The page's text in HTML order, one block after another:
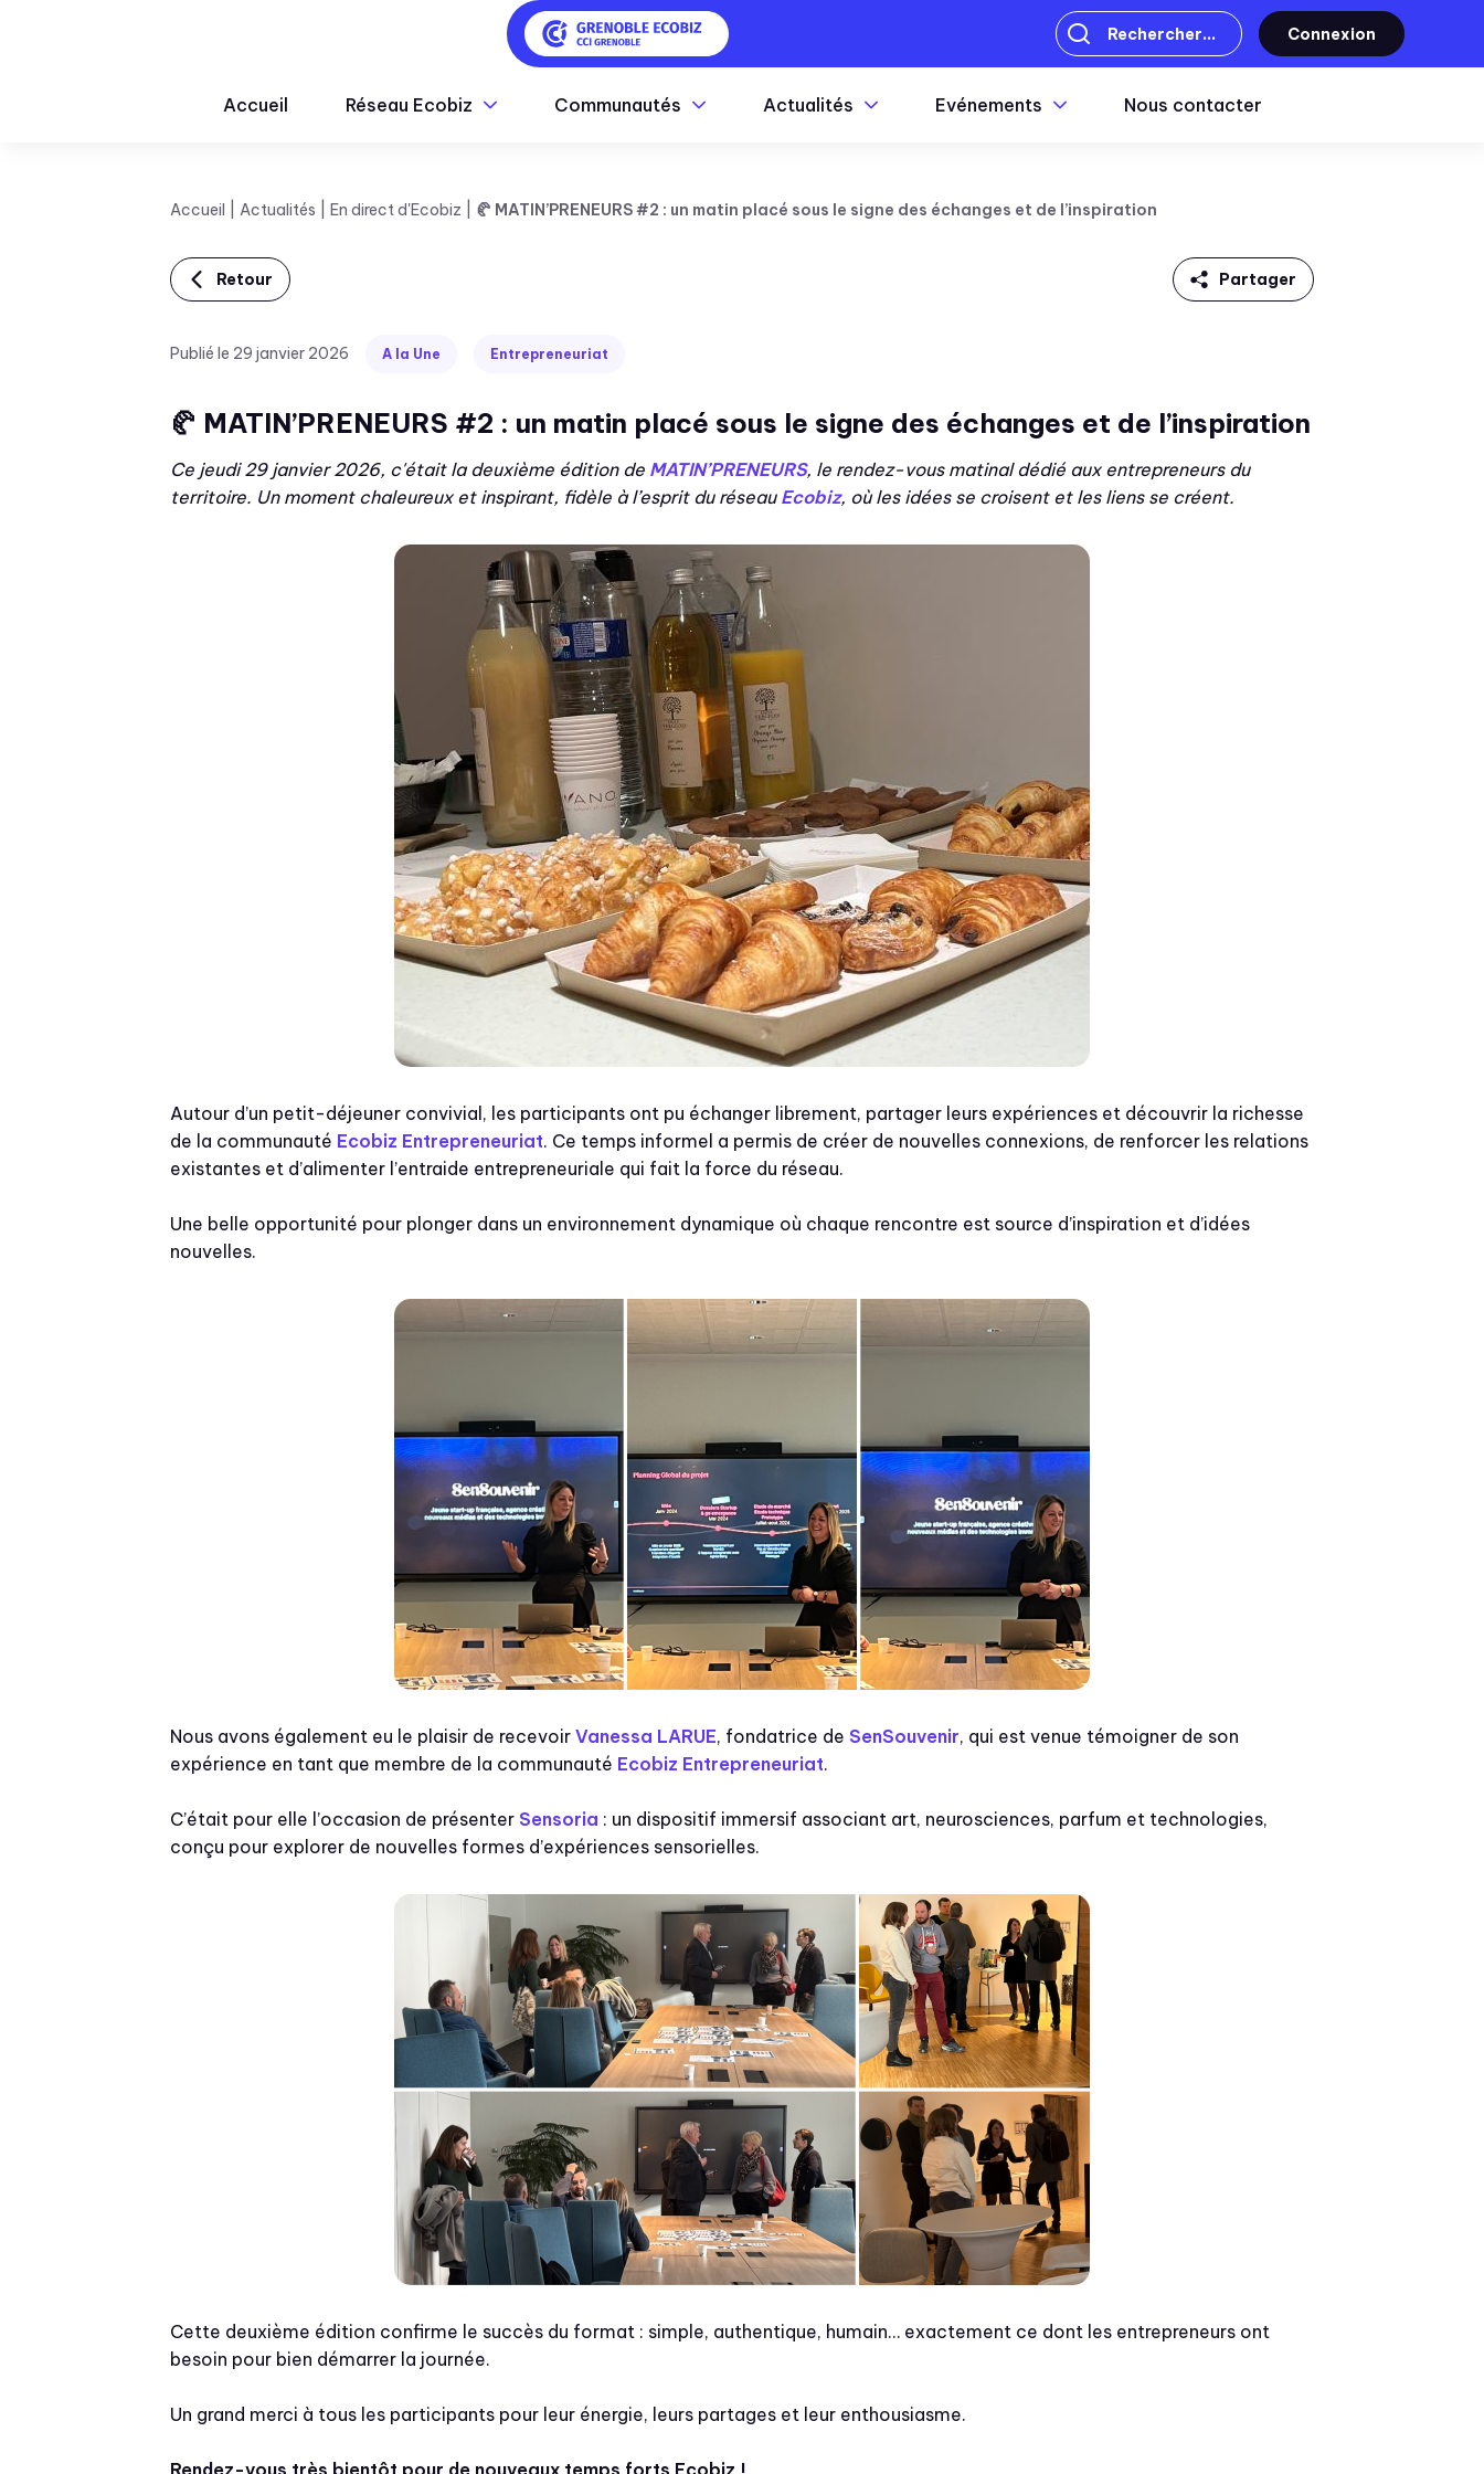
Connexion
Accueil Réseau Ecobiz Communautés Actualités Evénements Nous contacter
Accueil Actualités En direct d'Ecobiz 🥐 MATIN’PRENEURS #2 : un matin placé sous le signe des échanges et de l’inspiration
Retour Partager
Twitter
Publié le 29 janvier 2026 A la Une Entrepreneuriat
🥐 MATIN’PRENEURS #2 : un matin placé sous le signe des échanges et de l’inspiration
Ce jeudi 29 janvier 2026, c'était la deuxième édition de MATIN’PRENEURS, le rendez-vous matinal dédié aux entrepreneurs du
territoire. Un moment chaleureux et inspirant, fidèle à l’esprit du réseau Ecobiz, où les idées se croisent et les liens se créent.
Autour d’un petit-déjeuner convivial, les participants ont pu échanger librement, partager leurs expériences et découvrir la richesse
de la communauté Ecobiz Entrepreneuriat. Ce temps informel a permis de créer de nouvelles connexions, de renforcer les relations
existantes et d’alimenter l’entraide entrepreneuriale qui fait la force du réseau.
Une belle opportunité pour plonger dans un environnement dynamique où chaque rencontre est source d’inspiration et d’idées
nouvelles.
Nous avons également eu le plaisir de recevoir Vanessa LARUE, fondatrice de SenSouvenir, qui est venue témoigner de son
expérience en tant que membre de la communauté Ecobiz Entrepreneuriat.
C’était pour elle l’occasion de présenter Sensoria : un dispositif immersif associant art, neurosciences, parfum et technologies,
conçu pour explorer de nouvelles formes d’expériences sensorielles.
Cette deuxième édition confirme le succès du format : simple, authentique, humain… exactement ce dont les entrepreneurs ont
besoin pour bien démarrer la journée.
Un grand merci à tous les participants pour leur énergie, leurs partages et leur enthousiasme.
Rendez-vous très bientôt pour de nouveaux temps forts Ecobiz !